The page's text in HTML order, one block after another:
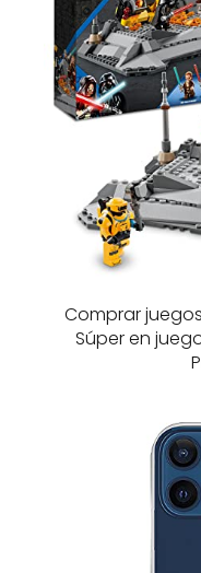
Comprar
Súper en